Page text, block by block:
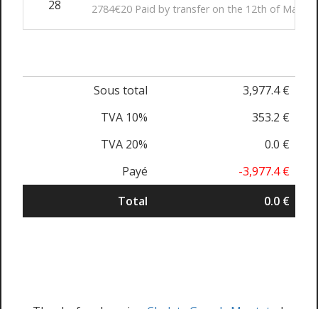
28 2784€20 Paid by transfer on the 12th of March
Sous total
3,977.4 €
TVA 10%
353.2 €
TVA 20%
0.0 €
Payé
-3,977.4 €
Total
0.0 €